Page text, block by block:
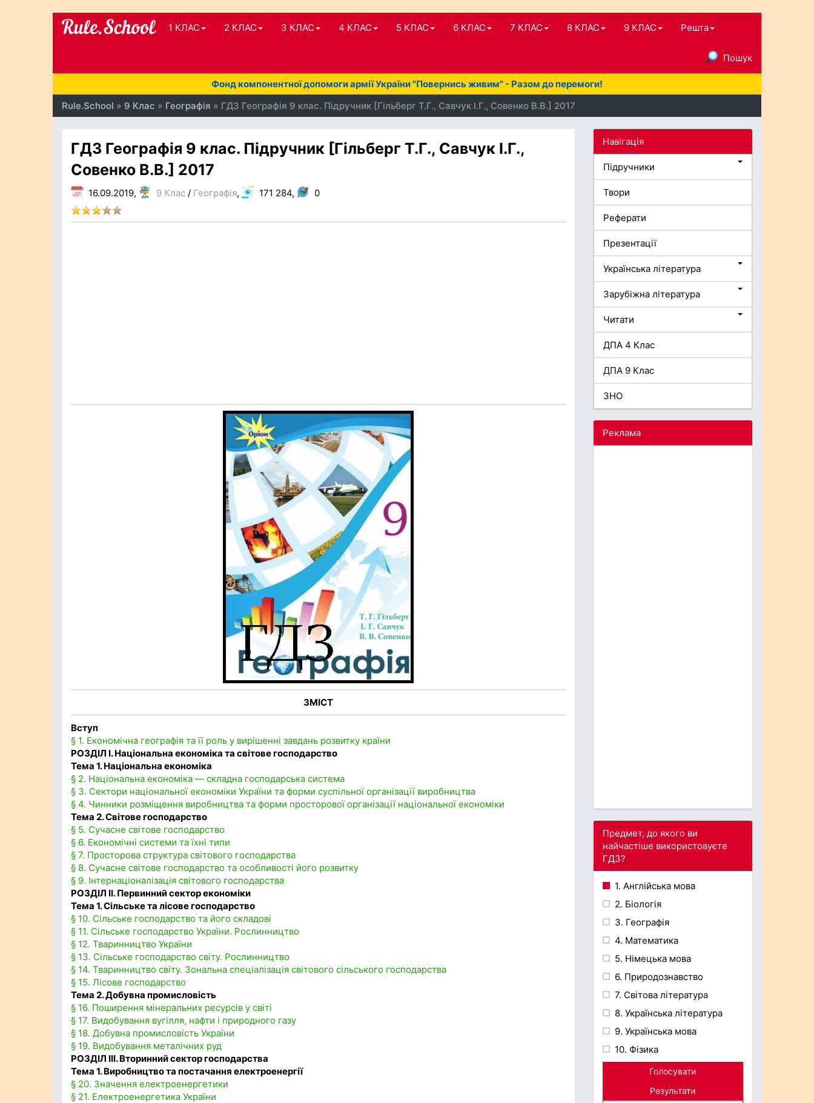
1 КЛАС 2 КЛАС 3 КЛАС 4 КЛАС 5 КЛАС 6 КЛАС 7 КЛАС 8 КЛАС 9 КЛАС Решта
Пошук
Фонд компонентної допомоги армії України "Повернись живим" - Разом до перемоги!
Rule.School » 9 Клас » Географія » ГДЗ Географія 9 клас. Підручник [Гільберг Т.Г., Савчук І.Г., Совенко В.В.] 2017
ГДЗ Географія 9 клас. Підручник [Гільберг Т.Г., Савчук І.Г.,
Совенко В.В.] 2017
16.09.2019, 9 Клас / Географія, 171 284, 0
ЗМІСТ
Вступ
§ 1. Економічна географія та її роль у вирішенні завдань розвитку країни
РОЗДІЛ І. Національна економіка та світове господарство
Тема 1. Національна економіка
§ 2. Національна економіка — складна господарська система
§ 3. Сектори національної економіки України та форми суспільної організації виробництва
§ 4. Чинники розміщення виробництва та форми просторової організації національної економіки
Тема 2. Світове господарство
§ 5. Сучасне світове господарство
§ 6. Економічні системи та їхні типи
§ 7. Просторова структура світового господарства
§ 8. Сучасне світове господарство та особливості його розвитку
§ 9. Інтернаціоналізація світового господарства
РОЗДІЛ ІI. Первинний сектор економіки
Тема 1. Сільське та лісове господарство
§ 10. Сільське господарство та його складові
§ 11. Сільське господарство України. Рослинництво
§ 12. Тваринництво України
§ 13. Сільське господарство світу. Рослинництво
§ 14. Тваринництво світу. Зональна спеціалізація світового сільського господарства
§ 15. Лісове господарство
Тема 2. Добувна промисловість
§ 16. Поширення мінеральних ресурсів у світі
§ 17. Видобування вугілля, нафти і природного газу
§ 18. Добувна промисловість України
§ 19. Видобування металічних руд
РОЗДІЛ ІII. Вторинний сектор господарства
Тема 1. Виробництво та постачання електроенергії
§ 20. Значення електроенергетики
§ 21. Електроенергетика України
Навігація
Підручники
Твори
Реферати
Презентації
Українська література
Зарубіжна література
Читати
ДПА 4 Клас
ДПА 9 Клас
ЗНО
Реклама
Предмет, до якого ви
найчастіше використовуєте
ГДЗ?
1. Англійська мова
2. Біологія
3. Географія
4. Математика
5. Німецька мова
6. Природознавство
7. Світова література
8. Українська література
9. Українська мова
10. Фізика
Голосувати
Результати